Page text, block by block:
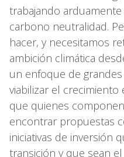
trabajando
carbono neutralidad.
hacer, y necesitamos
ambición climática
un enfoque de
viabilizar el
que quienes
encontrar propuestas
iniciativas de inversión
transición y que sean